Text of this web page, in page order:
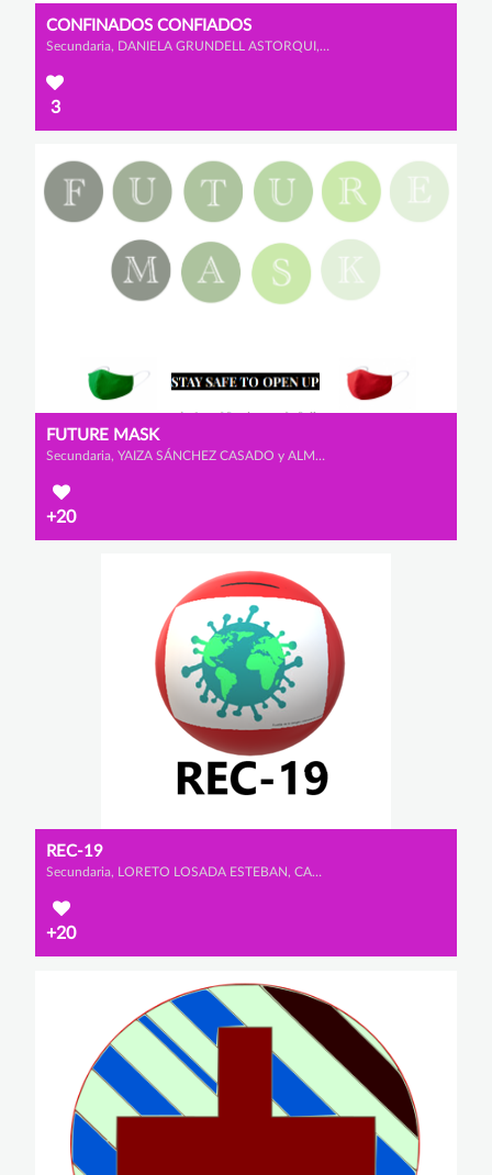
CONFINADOS CONFIADOS
Secundaria, DANIELA GRUNDELL ASTORQUI, CARLOS CASTAÑO COLLADO y IGNACIO GARRIDO VITI
3
FUTURE MASK
Secundaria, YAIZA SÁNCHEZ CASADO y ALMA CASTAÑO SALGUERO
+20
REC-19
Secundaria, LORETO LOSADA ESTEBAN, CANDELA RODRÍGUEZ ESTEBAN y LUCÍA VELÁZQUEZ BAENA
+20